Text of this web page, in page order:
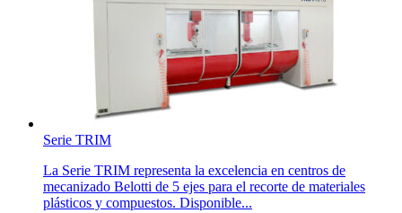
Serie TRIM
La Serie TRIM representa la excelencia en centros de
mecanizado Belotti de 5 ejes para el recorte de materiales
plásticos y compuestos. Disponible...